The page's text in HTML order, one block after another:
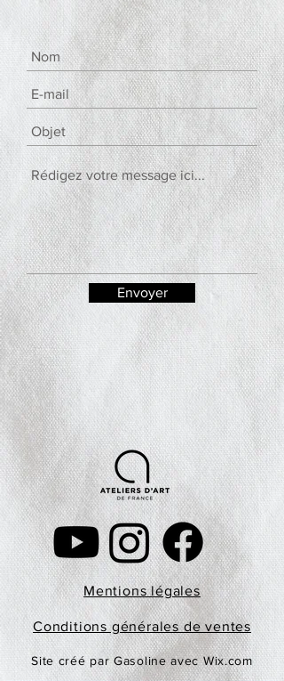
Envoyer
Mentions légales
Conditions générales de ventes
Site créé par Gasoline avec Wix.com